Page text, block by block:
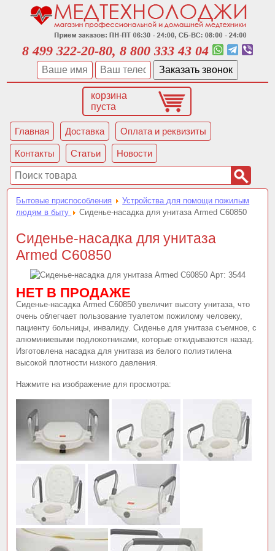
8 499 322-20-80, 8 800 333 43 04
корзина
пуста
Главная Доставка Оплата и реквизиты
Контакты Статьи Новости
Бытовые приспособления
Устройства для помощи пожилым
людям в быту
Сиденье-насадка для унитаза Armed С60850
Сиденье-насадка для унитаза
Armed С60850
Арт: 3544
НЕТ В ПРОДАЖЕ
Сиденье-насадка Armed С60850 увеличит высоту унитаза, что
очень облегчает пользование туалетом пожилому человеку,
пациенту больницы, инвалиду. Сиденье для унитаза съемное, с
алюминиевыми подлокотниками, которые откидываются назад.
Изготовлена насадка для унитаза из белого полиэтилена
высокой плотности низкого давления.
Нажмите на изображение для просмотра: